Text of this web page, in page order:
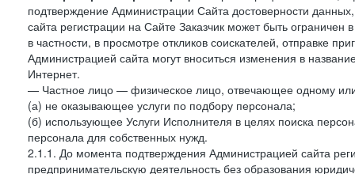
подтверждение Администрации Сайта достоверности
сайта регистрации на Сайте Заказчик может быть
в частности, в просмотре откликов соискателей, отправке
Администрацией сайта могут вноситься изменения в
Интернет.
— Частное лицо — физическое лицо, отвечающее одному
(а) не оказывающее услуги по подбору персонала;
(б) использующее Услуги Исполнителя в целях поиска
персонала для собственных нужд.
2.1.1. До момента подтверждения Администрацией сайта
предпринимательскую деятельность без образования